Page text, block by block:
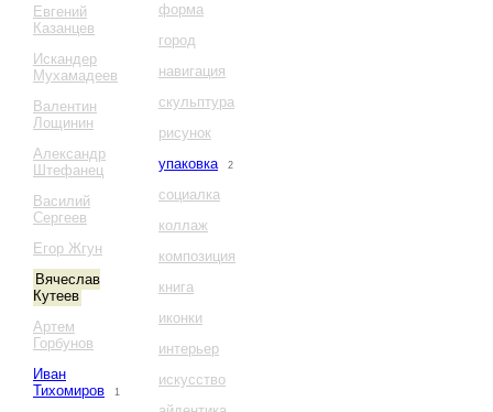
Евгений
Казанцев
Искандер
Мухамадеев
Валентин
Лощинин
Александр
Штефанец
Василий
Сергеев
Егор Жгун
Вячеслав
Кутеев
Артем
Горбунов
Иван
Тихомиров
1
форма
город
навигация
скульптура
рисунок
упаковка
2
социалка
коллаж
композиция
книга
иконки
интерьер
искусство